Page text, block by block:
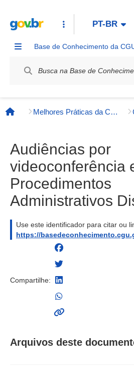
PT-BR
Base de Conhecimento da
Página inicial
Melhores Práticas da CGU e Órgãos Externos
Audiências por
videoconferência
Procedimentos
Administrativos
Use este identificador para citar ou
https://
Compartilhe:
Arquivos deste